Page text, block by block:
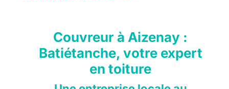
Couvreur à Aizenay :
Batiétanche, votre expert
en toiture